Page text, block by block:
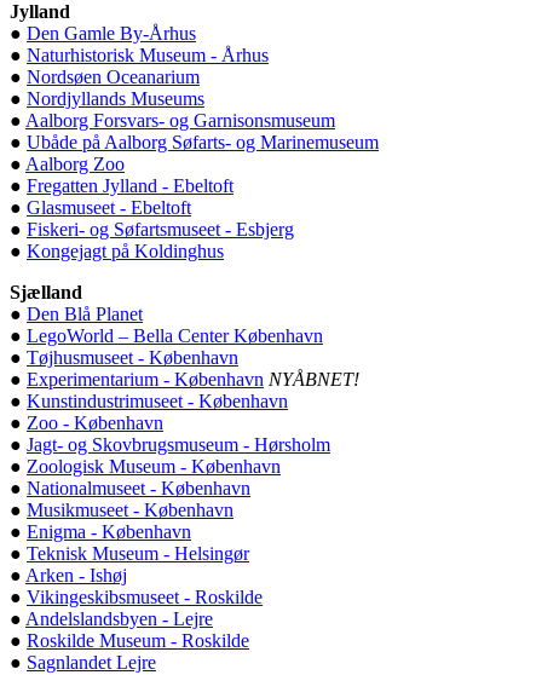
Jylland
● Den Gamle By-Århus
● Naturhistorisk Museum - Århus
● Nordsøen Oceanarium
● Nordjyllands Museums
● Aalborg Forsvars- og Garnisonsmuseum
● Ubåde på Aalborg Søfarts- og Marinemuseum
● Aalborg Zoo
● Fregatten Jylland - Ebeltoft
● Glasmuseet - Ebeltoft
● Fiskeri- og Søfartsmuseet - Esbjerg
● Kongejagt på Koldinghus
Sjælland
● Den Blå Planet
● LegoWorld – Bella Center København
● Tøjhusmuseet - København
● Experimentarium - København NYÅBNET!
● Kunstindustrimuseet - København
● Zoo - København
● Jagt- og Skovbrugsmuseum - Hørsholm
● Zoologisk Museum - København
● Nationalmuseet - København
● Musikmuseet - København
● Enigma - København
● Teknisk Museum - Helsingør
● Arken - Ishøj
● Vikingeskibsmuseet - Roskilde
● Andelslandsbyen - Lejre
● Roskilde Museum - Roskilde
● Sagnlandet Lejre